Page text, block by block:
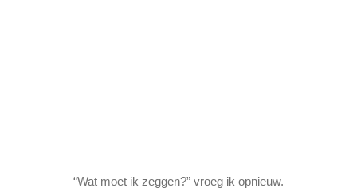
“Wat moet ik zeggen?” vroeg ik opnieuw.